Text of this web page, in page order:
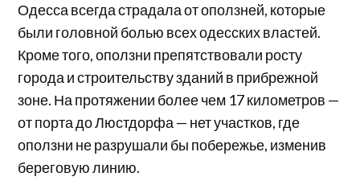
Одесса всегда страдала от оползней, которые
были головной болью всех одесских властей.
Кроме того, оползни препятствовали росту
города и строительству зданий в прибрежной
зоне. На протяжении более чем 17 километров —
от порта до Люстдорфа — нет участков, где
оползни не разрушали бы побережье, изменив
береговую линию.